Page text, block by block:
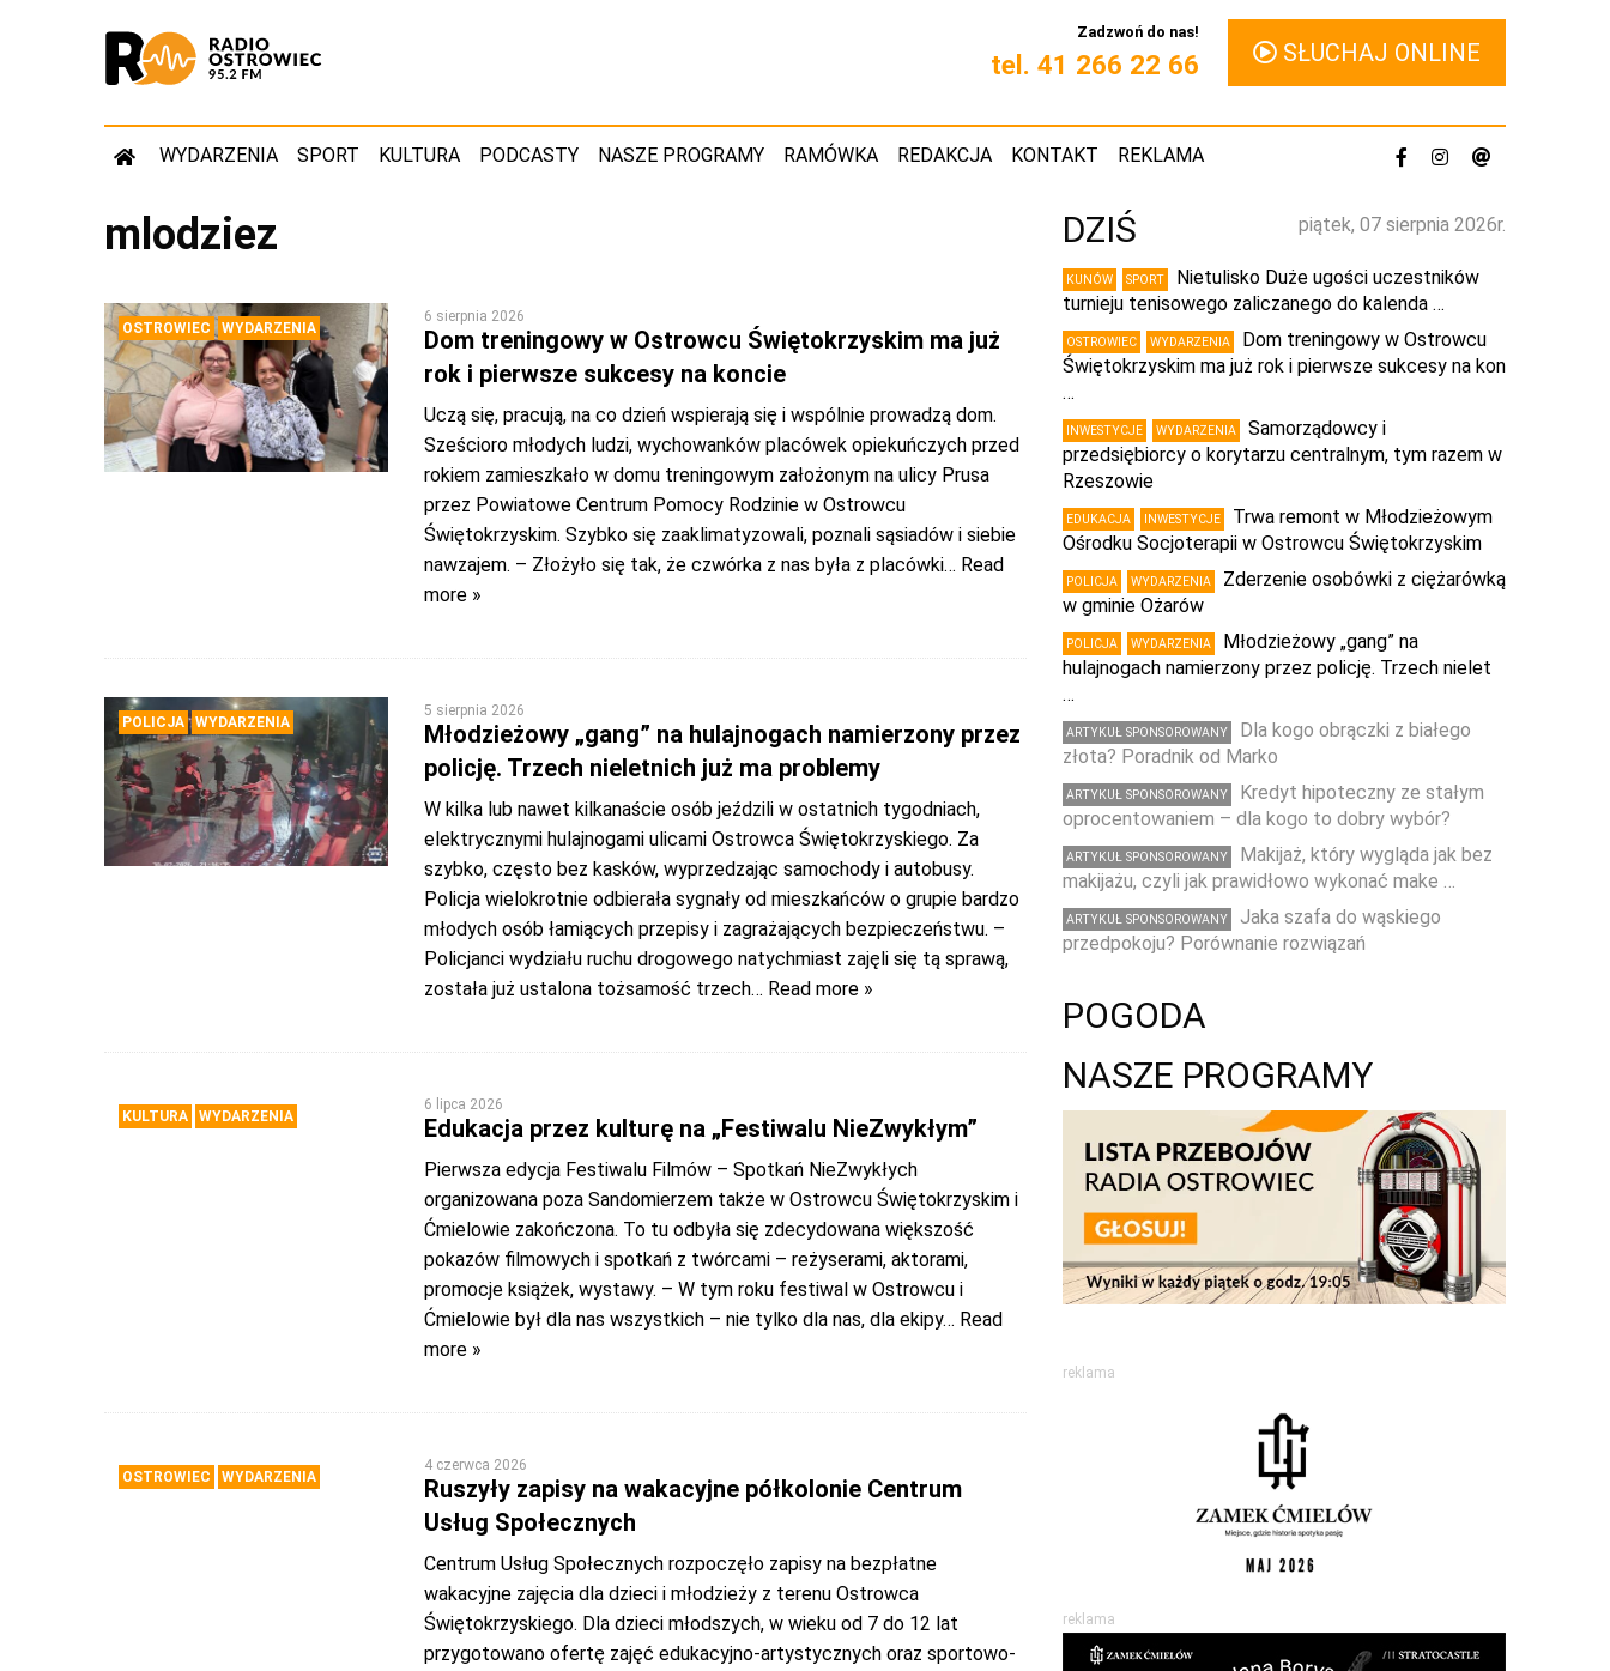
Zadzwoń do nas!
tel. 41 266 22 66 SŁUCHAJ ONLINE
WYDARZENIA SPORT KULTURA PODCASTY NASZE PROGRAMY RAMÓWKA REDAKCJA KONTAKT REKLAMA
mlodziez
OSTROWIEC WYDARZENIA
6 sierpnia 2026
Dom treningowy w Ostrowcu Świętokrzyskim ma już
rok i pierwsze sukcesy na koncie
Uczą się, pracują, na co dzień wspierają się i wspólnie prowadzą dom.
Sześcioro młodych ludzi, wychowanków placówek opiekuńczych przed
rokiem zamieszkało w domu treningowym założonym na ulicy Prusa
przez Powiatowe Centrum Pomocy Rodzinie w Ostrowcu
Świętokrzyskim. Szybko się zaaklimatyzowali, poznali sąsiadów i siebie
nawzajem. – Złożyło się tak, że czwórka z nas była z placówki… Read
more »
POLICJA WYDARZENIA
5 sierpnia 2026
Młodzieżowy „gang” na hulajnogach namierzony przez
policję. Trzech nieletnich już ma problemy
W kilka lub nawet kilkanaście osób jeździli w ostatnich tygodniach,
elektrycznymi hulajnogami ulicami Ostrowca Świętokrzyskiego. Za
szybko, często bez kasków, wyprzedzając samochody i autobusy.
Policja wielokrotnie odbierała sygnały od mieszkańców o grupie bardzo
młodych osób łamiących przepisy i zagrażających bezpieczeństwu. –
Policjanci wydziału ruchu drogowego natychmiast zajęli się tą sprawą,
została już ustalona tożsamość trzech… Read more »
KULTURA WYDARZENIA
6 lipca 2026
Edukacja przez kulturę na „Festiwalu NieZwykłym”
Pierwsza edycja Festiwalu Filmów – Spotkań NieZwykłych
organizowana poza Sandomierzem także w Ostrowcu Świętokrzyskim i
Ćmielowie zakończona. To tu odbyła się zdecydowana większość
pokazów filmowych i spotkań z twórcami – reżyserami, aktorami,
promocje książek, wystawy. – W tym roku festiwal w Ostrowcu i
Ćmielowie był dla nas wszystkich – nie tylko dla nas, dla ekipy… Read
more »
OSTROWIEC WYDARZENIA
4 czerwca 2026
Ruszyły zapisy na wakacyjne półkolonie Centrum
Usług Społecznych
Centrum Usług Społecznych rozpoczęło zapisy na bezpłatne
wakacyjne zajęcia dla dzieci i młodzieży z terenu Ostrowca
Świętokrzyskiego. Dla dzieci młodszych, w wieku od 7 do 12 lat
przygotowano ofertę zajęć edukacyjno-artystycznych oraz sportowo-
piątek, 07 sierpnia 2026r.
DZIŚ
KUNÓW SPORT
Nietulisko Duże ugości uczestników
turnieju tenisowego zaliczanego do kalenda …
OSTROWIEC WYDARZENIA
Dom treningowy w Ostrowcu
Świętokrzyskim ma już rok i pierwsze sukcesy na kon
…
INWESTYCJE WYDARZENIA
Samorządowcy i
przedsiębiorcy o korytarzu centralnym, tym razem w
Rzeszowie
EDUKACJA INWESTYCJE
Trwa remont w Młodzieżowym
Ośrodku Socjoterapii w Ostrowcu Świętokrzyskim
POLICJA WYDARZENIA
Zderzenie osobówki z ciężarówką
w gminie Ożarów
POLICJA WYDARZENIA
Młodzieżowy „gang” na
hulajnogach namierzony przez policję. Trzech nielet
…
ARTYKUŁ SPONSOROWANY
Dla kogo obrączki z białego
złota? Poradnik od Marko
ARTYKUŁ SPONSOROWANY
Kredyt hipoteczny ze stałym
oprocentowaniem – dla kogo to dobry wybór?
ARTYKUŁ SPONSOROWANY
Makijaż, który wygląda jak bez
makijażu, czyli jak prawidłowo wykonać make …
ARTYKUŁ SPONSOROWANY
Jaka szafa do wąskiego
przedpokoju? Porównanie rozwiązań
POGODA
NASZE PROGRAMY
reklama
reklama